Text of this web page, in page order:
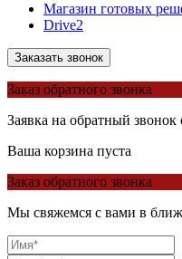
Магазин готовых
Drive2
Заказать звонок
Заказ обратного звонка
Заявка на обратный звонок
Ваша корзина пуста
Заказ обратного звонка
Мы свяжемся с вами в